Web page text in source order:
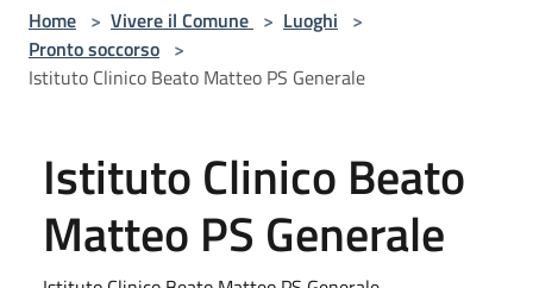
Home > Vivere il Comune > Luoghi >
Pronto soccorso >
Istituto Clinico Beato Matteo PS Generale
Istituto Clinico Beato
Matteo PS Generale